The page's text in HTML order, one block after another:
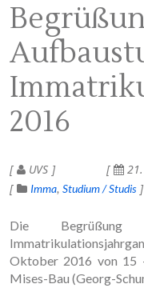
2016
UVS 21.
Imma Studium / Studis
Die Begrüßung
Oktober 2016 von 15
Mises-Bau (Georg-